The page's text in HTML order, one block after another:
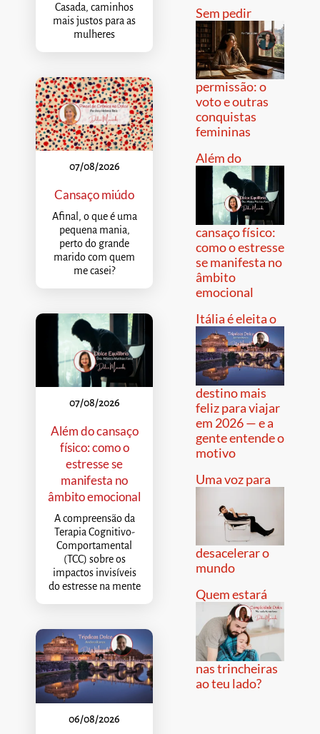
Casada, caminhos
mais justos para as
mulheres
07/08/2026
Cansaço miúdo
Afinal, o que é uma
pequena mania,
perto do grande
marido com quem
me casei?
07/08/2026
Além do cansaço
físico: como o
estresse se
manifesta no
âmbito emocional
A compreensão da
Terapia Cognitivo-
Comportamental
(TCC) sobre os
impactos invisíveis
do estresse na mente
06/08/2026
Sem pedir
permissão: o
voto e outras
conquistas
femininas
Além do
cansaço físico:
como o estresse
se manifesta no
âmbito
emocional
Itália é eleita o
destino mais
feliz para viajar
em 2026 — e a
gente entende o
motivo
Uma voz para
desacelerar o
mundo
Quem estará
nas trincheiras
ao teu lado?